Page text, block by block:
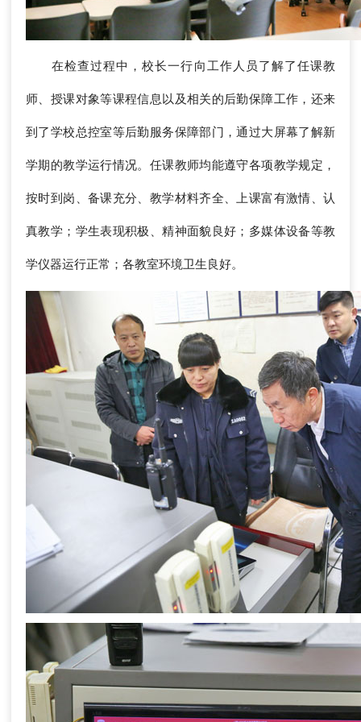
在检查过程中，校长一行向工作人员了解了任课教
师、授课对象等课程信息以及相关的后勤保障工作，还来
到了学校总控室等后勤服务保障部门，通过大屏幕了解新
学期的教学运行情况。任课教师均能遵守各项教学规定，
按时到岗、备课充分、教学材料齐全、上课富有激情、认
真教学；学生表现积极、精神面貌良好；多媒体设备等教
学仪器运行正常；各教室环境卫生良好。